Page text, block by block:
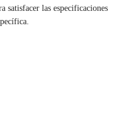
satisfacer las especificaciones